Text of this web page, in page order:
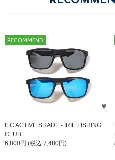
RECOMMEND
IFC ACTIVE SHADE - IRIE FISHING
CLUB
6,800円 (税込 7,480円)